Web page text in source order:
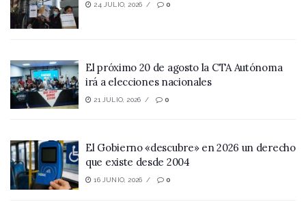
24 JULIO, 2026 0
El próximo 20 de agosto la CTA Autónoma
irá a elecciones nacionales
21 JULIO, 2026 0
El Gobierno «descubre» en 2026 un derecho
que existe desde 2004
16 JUNIO, 2026 0